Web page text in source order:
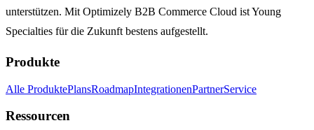
unterstützen. Mit Optimizely B2B Commerce Cloud ist Young
Specialties für die Zukunft bestens aufgestellt.
Produkte
Alle ProduktePlansRoadmapIntegrationenPartnerService
Ressourcen